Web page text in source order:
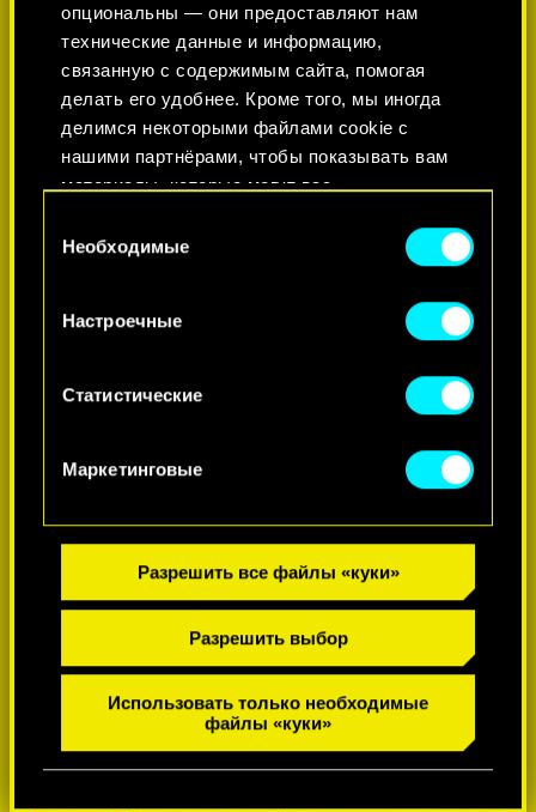
опциональны — они предоставляют нам
технические данные и информацию,
связанную с содержимым сайта, помогая
делать его удобнее. Кроме того, мы иногда
делимся некоторыми файлами cookie с
нашими партнёрами, чтобы показывать вам
материалы, которые могут вас
сетях. Однако все опциональные файлы
Найти подробную информацию о том, как мы
связанные с ними параметры можно в меню
согласия
Необходимые
Настроечные
Статистические
Маркетинговые
Разрешить все файлы «куки»
Разрешить выбор
Использовать только необходимые
файлы «куки»